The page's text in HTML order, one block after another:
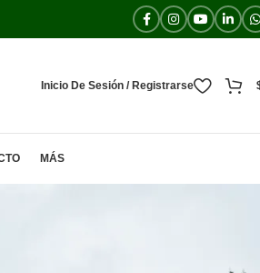
Inicio De Sesión / Registrarse
MÁS